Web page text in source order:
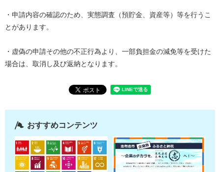
・申請内容の確認のため、実態調査（預貯金、資産等）等を行うこ
とがあります。
・虚偽の申請その他の不正行為より、一部負担金の減免等を受けた
場合は、取消し及び返納となります。
おすすめコンテンツ